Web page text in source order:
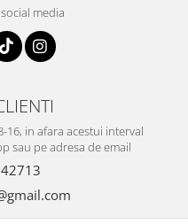
media
in afara acestui interval
sau pe adresa de email